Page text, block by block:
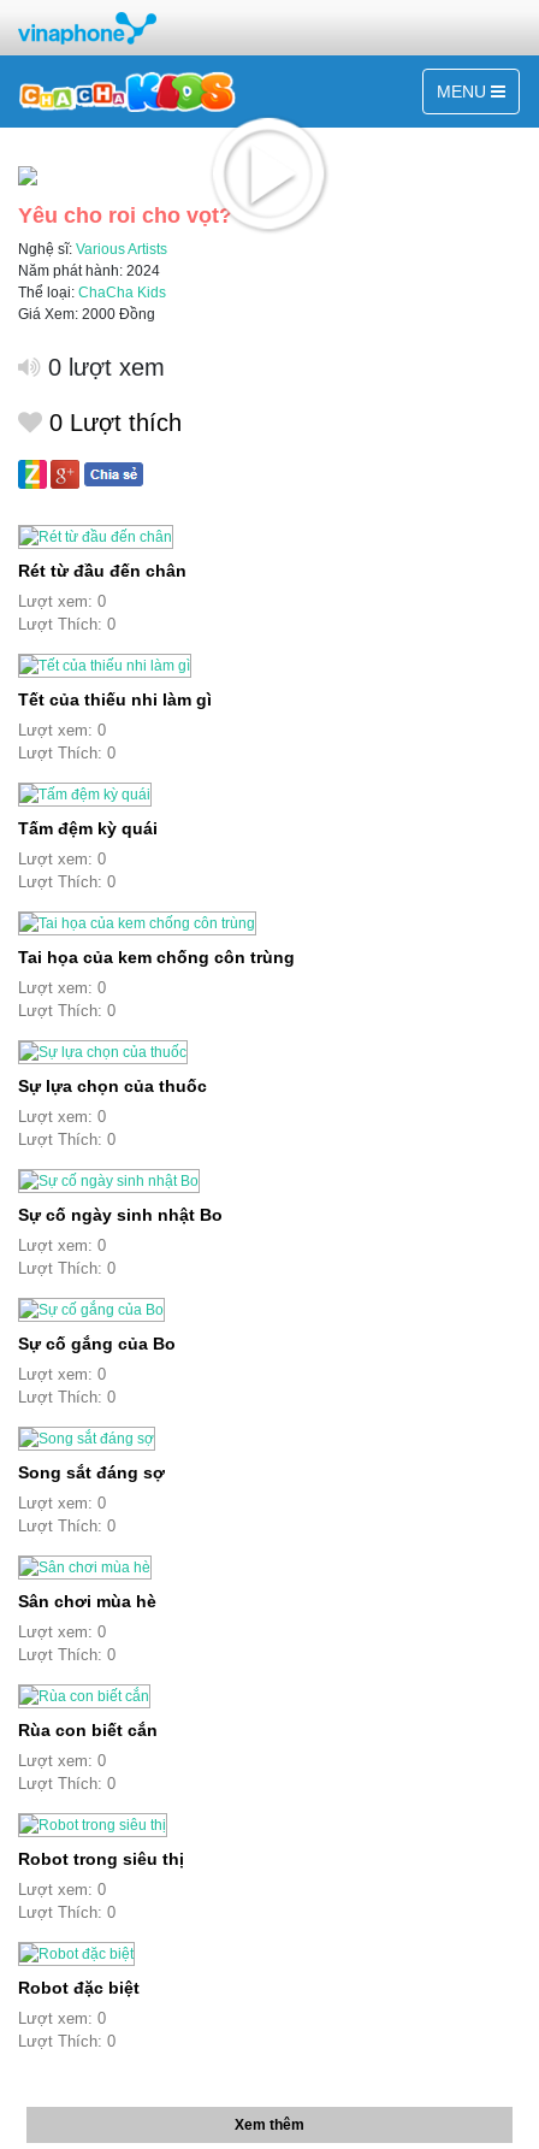
MENU
Yêu cho roi cho vọt?
Nghệ sĩ: Various Artists
Năm phát hành: 2024
Thể loại: ChaCha Kids
Giá Xem: 2000 Đồng
0 lượt xem
0 Lượt thích
Rét từ đầu đến chân
Lượt xem: 0
Lượt Thích: 0
Tết của thiếu nhi làm gì
Lượt xem: 0
Lượt Thích: 0
Tấm đệm kỳ quái
Lượt xem: 0
Lượt Thích: 0
Tai họa của kem chống côn trùng
Lượt xem: 0
Lượt Thích: 0
Sự lựa chọn của thuốc
Lượt xem: 0
Lượt Thích: 0
Sự cố ngày sinh nhật Bo
Lượt xem: 0
Lượt Thích: 0
Sự cố gắng của Bo
Lượt xem: 0
Lượt Thích: 0
Song sắt đáng sợ
Lượt xem: 0
Lượt Thích: 0
Sân chơi mùa hè
Lượt xem: 0
Lượt Thích: 0
Rùa con biết cắn
Lượt xem: 0
Lượt Thích: 0
Robot trong siêu thị
Lượt xem: 0
Lượt Thích: 0
Robot đặc biệt
Lượt xem: 0
Lượt Thích: 0
Xem thêm